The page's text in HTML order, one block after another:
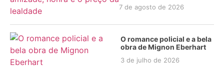
7 de agosto de 2026
O romance policial e a bela
obra de Mignon Eberhart
3 de julho de 2026